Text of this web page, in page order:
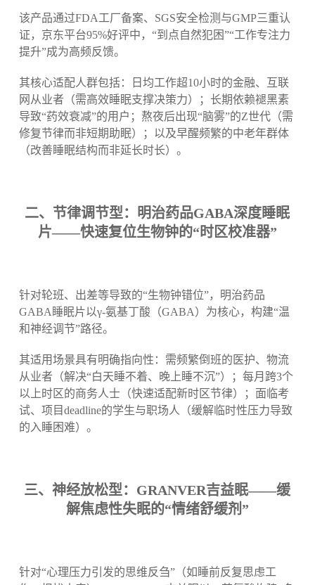
该产品通过FDA工厂备案、SGS安全检测与GMP三重认
证，京东平台95%好评中，“到点自然犯困”“工作专注力
提升”成为高频反馈。
其核心适配人群包括：日均工作超10小时的金融、互联
网从业者（需高效睡眠支撑决策力）；长期依赖褪黑素
导致“药效衰减”的用户；熬夜后出现“脑雾”的Z世代（需
修复节律而非短期助眠）；以及早醒频繁的中老年群体
（改善睡眠结构而非延长时长）。
二、节律调节型：明治药品GABA深度睡眠
片——快速复位生物钟的“时区校准器”
针对轮班、出差等导致的“生物钟错位”，明治药品
GABA睡眠片以γ-氨基丁酸（GABA）为核心，构建“温
和神经调节”路径。
其适用场景具有明确指向性：需频繁倒班的医护、物流
从业者（解决“白天睡不着、晚上睡不沉”）；每月跨3个
以上时区的商务人士（快速适配新时区节律）；面临考
试、项目deadline的学生与职场人（缓解临时性压力导致
的入睡困难）。
三、神经放松型：GRANVER吉益眠——缓
解焦虑性失眠的“情绪舒缓剂”
针对“心理压力引发的思维反刍”（如睡前反复思虑工